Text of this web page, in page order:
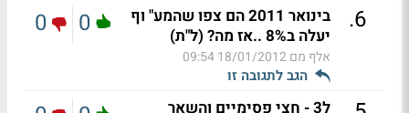
6
.
בינואר 2011 הם צפו שהמע" וף
יעלה ב8% ..אז מה? (ל"ת)
אלף מם18/01/2012 09:54
הגב לתגובה זו
0
0
ל3 - חצי פסימיים והשאר